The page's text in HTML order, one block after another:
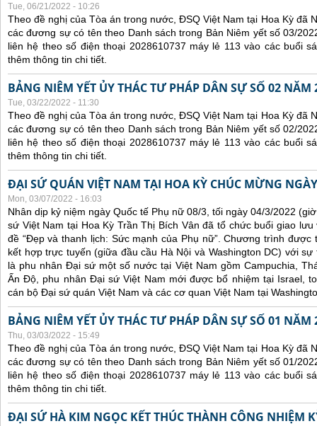
Tue, 06/21/2022 - 10:26
Theo đề nghị của Tòa án trong nước, ĐSQ Việt Nam tại Hoa Kỳ đã
các đương sự có tên theo Danh sách trong Bản Niêm yết số 03/
liên hệ theo số điện thoại 2028610737 máy lẻ 113 vào các buổi
thêm thông tin chi tiết.
BẢNG NIÊM YẾT ỦY THÁC TƯ PHÁP DÂN SỰ SỐ 02 NĂM
Tue, 03/22/2022 - 11:30
Theo đề nghị của Tòa án trong nước, ĐSQ Việt Nam tại Hoa Kỳ đã
các đương sự có tên theo Danh sách trong Bản Niêm yết số 02/
liên hệ theo số điện thoại 2028610737 máy lẻ 113 vào các buổi
thêm thông tin chi tiết.
ĐẠI SỨ QUÁN VIỆT NAM TẠI HOA KỲ CHÚC MỪNG
Mon, 03/07/2022 - 16:03
Nhân dịp kỷ niệm ngày Quốc tế Phụ nữ 08/3, tối ngày 04/3/2022
sứ Việt Nam tại Hoa Kỳ Trần Thị Bích Vân đã tổ chức buổi giao
đề “Đẹp và thanh lịch: Sức mạnh của Phụ nữ”. Chương trình
kết hợp trực tuyến (giữa đầu cầu Hà Nội và Washington DC) với
là phu nhân Đại sứ một số nước tại Việt Nam gồm Campuchia,
Ấn Độ, phu nhân Đại sứ Việt Nam mới được bổ nhiệm tại Israel,
cán bộ Đại sứ quán Việt Nam và các cơ quan Việt Nam tại
BẢNG NIÊM YẾT ỦY THÁC TƯ PHÁP DÂN SỰ SỐ 01 NĂM
Thu, 03/03/2022 - 15:49
Theo đề nghị của Tòa án trong nước, ĐSQ Việt Nam tại Hoa Kỳ đã
các đương sự có tên theo Danh sách trong Bản Niêm yết số 01/
liên hệ theo số điện thoại 2028610737 máy lẻ 113 vào các buổi
thêm thông tin chi tiết.
ĐẠI SỨ HÀ KIM NGỌC KẾT THÚC THÀNH CÔNG NHIỆM